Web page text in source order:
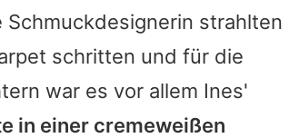
Schmuckdesignerin strahlten
schritten und für die
war es vor allem Ines'
in einer cremeweißen